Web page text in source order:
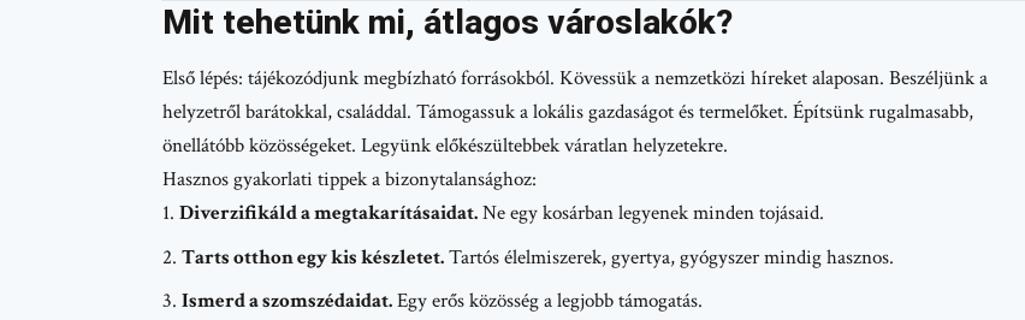
Mit tehetünk mi, átlagos városlakók?
Első lépés: tájékozódjunk megbízható forrásokból. Kövessük a nemzetközi híreket alaposan. Beszéljünk a
helyzetről barátokkal, családdal. Támogassuk a lokális gazdaságot és termelőket. Építsünk rugalmasabb,
önellátóbb közösségeket. Legyünk előkészültebbek váratlan helyzetekre.
Hasznos gyakorlati tippek a bizonytalansághoz:
Diverzifikáld a megtakarításaidat.Ne egy kosárban legyenek minden tojásaid.
Tarts otthon egy kis készletet.Tartós élelmiszerek, gyertya, gyógyszer mindig hasznos.
Ismerd a szomszédaidat.Egy erős közösség a legjobb támogatás.